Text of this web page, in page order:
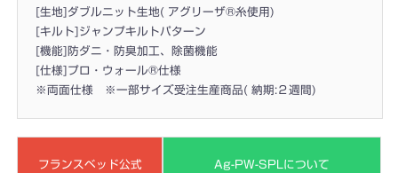
[生地]ダブルニット生地( アグリーザ®糸使用)
[キルト]ジャンプキルトパターン
[機能]防ダニ・防臭加工、除菌機能
[仕様]プロ・ウォール®仕様
※両面仕様 ※一部サイズ受注生産商品( 納期:２週間)
フランスベッド公式
Ag-PW-SPLについて